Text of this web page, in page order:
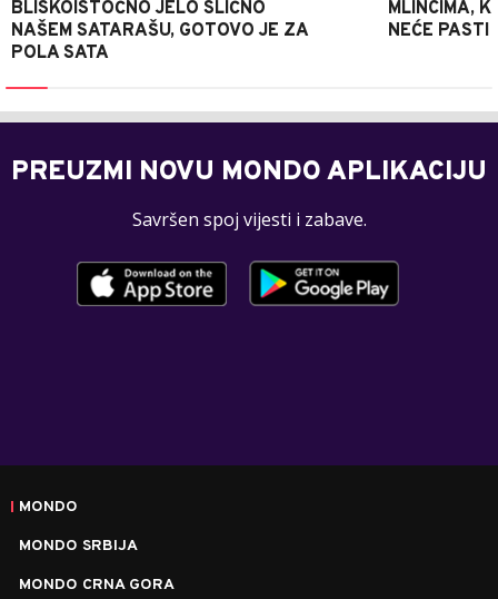
BLISKOISTOČNO JELO SLIČNO
NAŠEM SATARAŠU, GOTOVO JE ZA
POLA SATA
MLINCIMA,
NEĆE PASTI
PREUZMI NOVU MONDO APLIKACIJU
Savršen spoj vijesti i zabave.
MONDO
MONDO SRBIJA
MONDO CRNA GORA